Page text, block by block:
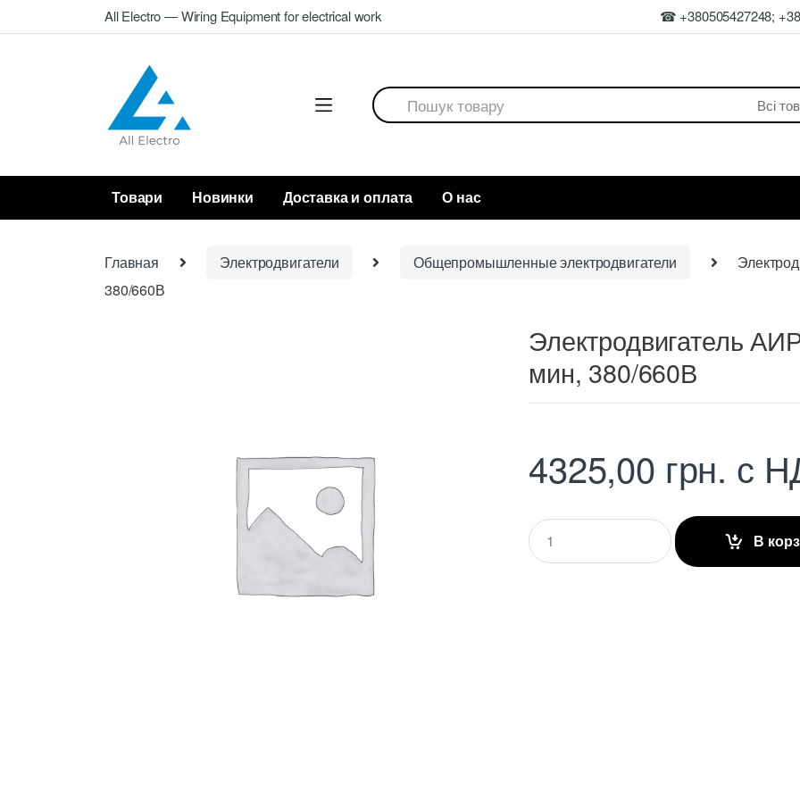
to
to
All Electro — Wiring Equipment for electrical work ☎ +380505427248;
Search
for:
Товари Новинки Доставка и оплата О нас
Главная Электродвигатели Общепромышленные электродвигатели
380/660В
Электродвигатель
мин, 380/660В
4325,00 грн. с
Q
u
В